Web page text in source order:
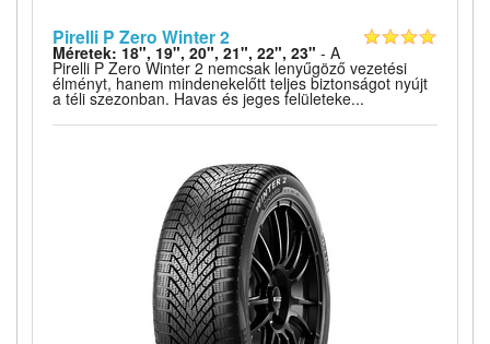
Pirelli P Zero Winter 2
Méretek: 18", 19", 20", 21", 22", 23" - A
Pirelli P Zero Winter 2 nemcsak lenyűgöző vezetési
élményt, hanem mindenekelőtt teljes biztonságot nyújt
a téli szezonban. Havas és jeges felületeke...